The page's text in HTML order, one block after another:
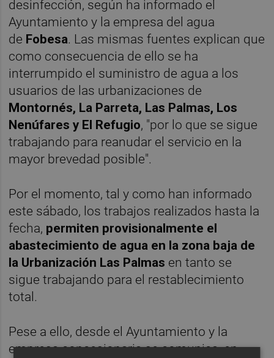
desinfección, según ha informado el
Ayuntamiento y la empresa del agua
de Fobesa. Las mismas fuentes explican que
como consecuencia de ello se ha
interrumpido el suministro de agua a los
usuarios de las urbanizaciones de
Montornés, La Parreta, Las Palmas, Los
Nenúfares y El Refugio, "por lo que se sigue
trabajando para reanudar el servicio en la
mayor brevedad posible".
Por el momento, tal y como han informado
este sábado, los trabajos realizados hasta la
fecha, permiten provisionalmente el
abastecimiento de agua en la zona baja de
la Urbanización Las Palmas en tanto se
sigue trabajando para el restablecimiento
total.
Pese a ello, desde el Ayuntamiento y la
empresa concesionaria se comunica, en